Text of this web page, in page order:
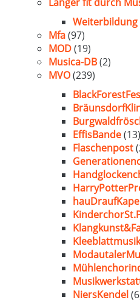
Weiterbildung
Mfa(97)
MOD(19)
Musica-DB(2)
MVO(239)
EffisBande(13)
Flaschenpost
Kleeblattmusik
NiersKendel